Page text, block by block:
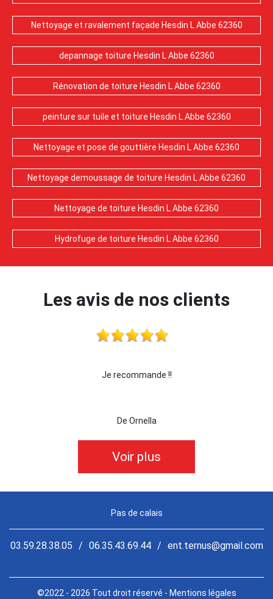
Nettoyage et ravalement façade Hesdin L Abbe 62360
depannage toiture Hesdin L Abbe 62360
Rénovation de toiture Hesdin L Abbe 62360
peinture sur tuile et toiture Hesdin L Abbe 62360
Nettoyage et pose de gouttière Hesdin L Abbe 62360
Nettoyage demoussage de toiture Hesdin L Abbe 62360
Nettoyage de toiture Hesdin L Abbe 62360
Hydrofuge de toiture Hesdin L Abbe 62360
Les avis de nos clients
Je recommande !!
De Ornella
Voir plus
Pas de calais
03.59.28.38.05 / 06.35.43.69.44 / ent.ternus@gmail.com
©2022 - 2026 Tout droit réservé - Mentions légales